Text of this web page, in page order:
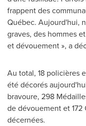
frappent des
Québec. Aujourd'hui,
graves, des hommes
et dévouement », a
Au total, 18 policières
été décorés
bravoure, 298
de dévouement et
décernées.